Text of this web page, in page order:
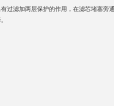
过滤加两层保护的作用，在滤芯堵塞旁